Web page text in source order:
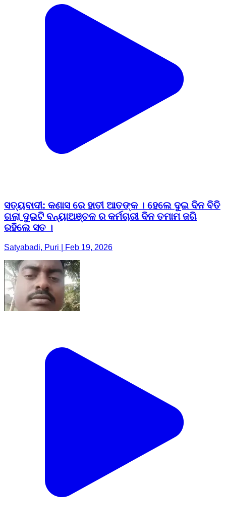
ସତ୍ୟବାଦୀ: କଣାସ ରେ ହାତୀ ଆତଙ୍କ । ହେଲେ ଦୁଇ ଦିନ ବିତି
ଗଲା ଦୁଇଟି ବନ୍ୟାଅଞ୍ଚଳ ର କର୍ମଚାରୀ ଦିନ ତମାମ ଜଗି
ରହିଲେ ସତ ।
Satyabadi, Puri | Feb 19, 2026